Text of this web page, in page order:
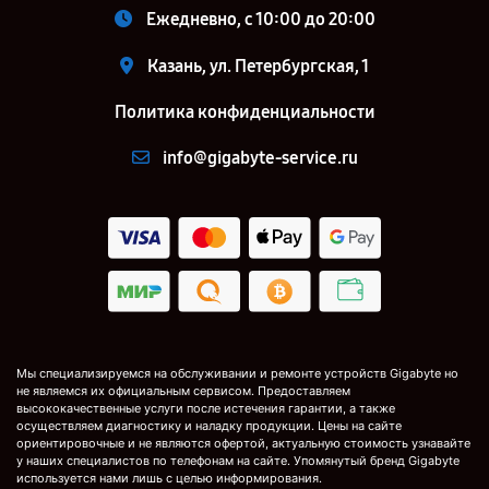
Ежедневно, с 10:00 до 20:00
Казань, ул. Петербургская, 1
Политика конфиденциальности
info@gigabyte-service.ru
Мы специализируемся на обслуживании и ремонте устройств Gigabyte но
не являемся их официальным сервисом. Предоставляем
высококачественные услуги после истечения гарантии, а также
осуществляем диагностику и наладку продукции. Цены на сайте
ориентировочные и не являются офертой, актуальную стоимость узнавайте
у наших специалистов по телефонам на сайте. Упомянутый бренд Gigabyte
используется нами лишь с целью информирования.